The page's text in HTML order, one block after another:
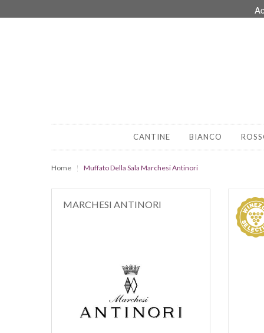
CANTINE BIANCO
Home Muffato Della Sala Marchesi Antinori
MARCHESI ANTINORI